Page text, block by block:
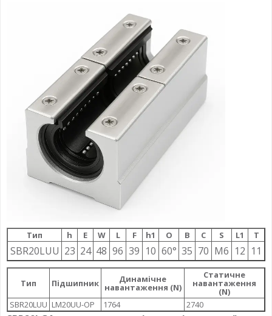
Тип h E W L F h1 О B C S L1 T
SBR20LUU 23 24 48 96 39 10 60° 35 70 M6 12 11
Тип Підшипник Динамічне
навантаження (N)
Статичне
навантаження
(N)
SBR20LUU LM20UU-OP 1764 2740